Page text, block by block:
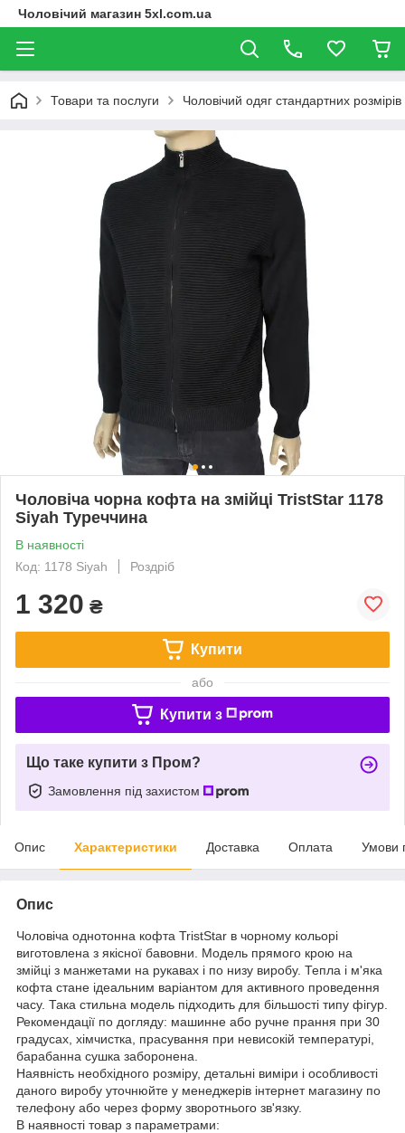
Чоловічий магазин 5xl.com.ua
Товари та послуги Чоловічий одяг стандартних розмірів
Чоловіча чорна кофта на змійці TristStar 1178
Siyah Туреччина
В наявності
Код: 1178 Siyah
Роздріб
1 320 ₴
Купити
або
Купити з
Що таке купити з Пром?
Замовлення під захистом
Опис Характеристики Доставка Оплата Умови
Опис
Чоловіча однотонна кофта TristStar в чорному кольорі
виготовлена з якісної бавовни. Модель прямого крою на
змійці з манжетами на рукавах і по низу виробу. Тепла і м'яка
кофта стане ідеальним варіантом для активного проведення
часу. Така стильна модель підходить для більшості типу фігур.
Рекомендації по догляду: машинне або ручне прання при 30
градусах, хімчистка, прасування при невисокій температурі,
барабанна сушка заборонена.
Наявність необхідного розміру, детальні виміри і особливості
даного виробу уточнюйте у менеджерів інтернет магазину по
телефону або через форму зворотнього зв'язку.
В наявності товар з параметрами: